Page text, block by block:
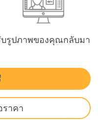
บรูปภาพของคุณกลับมา
ราคา